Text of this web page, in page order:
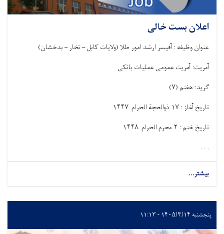
اعلان بست خالی
عنوان وظیفه : آفیسر ارشد امور طلا (ولایات کابل – تخار – بدخشان)
آمریت: آمریت عمومی عملیات بانکی
گرید: هفتم )۷(
تاریخ آغاز : ۱۷ ذوالحجة الحرام
تاریخ ختم : ۲ محرم الحرام ۱۴۴۸
. . .
بیشتر...
پنجشنبه ۱۴۰۵/۳/۱۴ - ۱۱:۱۳